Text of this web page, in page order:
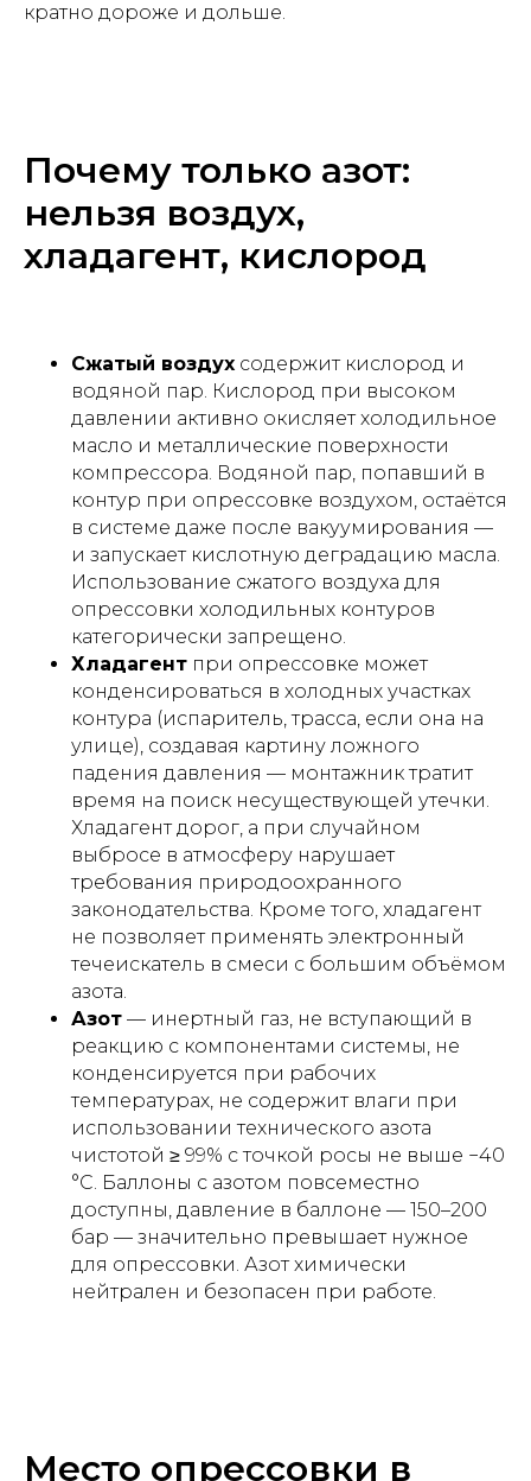
кратно дороже и дольше.
Почему только азот:
нельзя воздух,
хладагент, кислород
Сжатый воздух содержит кислород и
водяной пар. Кислород при высоком
давлении активно окисляет холодильное
масло и металлические поверхности
компрессора. Водяной пар, попавший в
контур при опрессовке воздухом, остаётся
в системе даже после вакуумирования —
и запускает кислотную деградацию масла.
Использование сжатого воздуха для
опрессовки холодильных контуров
категорически запрещено.
Хладагент при опрессовке может
конденсироваться в холодных участках
контура (испаритель, трасса, если она на
улице), создавая картину ложного
падения давления — монтажник тратит
время на поиск несуществующей утечки.
Хладагент дорог, а при случайном
выбросе в атмосферу нарушает
требования природоохранного
законодательства. Кроме того, хладагент
не позволяет применять электронный
течеискатель в смеси с большим объёмом
азота.
Азот — инертный газ, не вступающий в
реакцию с компонентами системы, не
конденсируется при рабочих
температурах, не содержит влаги при
использовании технического азота
чистотой ≥ 99% с точкой росы не выше −40
°C. Баллоны с азотом повсеместно
доступны, давление в баллоне — 150–200
бар — значительно превышает нужное
для опрессовки. Азот химически
нейтрален и безопасен при работе.
Место опрессовки в